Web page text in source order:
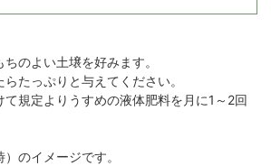
のよい土壌を好みます。
たっぷりと与えてください。
て規定よりうすめの液体肥料を月に1～2回
のイメージです。